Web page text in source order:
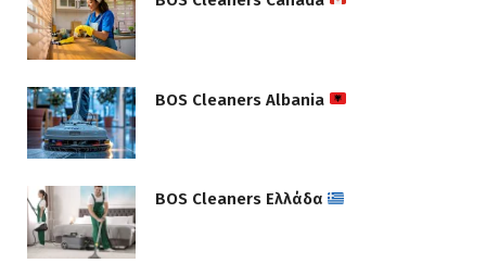
BOS Cleaners Albania
BOS Cleaners Ελλάδα